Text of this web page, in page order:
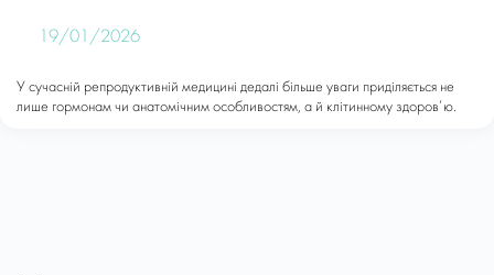
19/01/2026
У сучасній репродуктивній медицині дедалі більше уваги приділяється не
лише гормонам чи анатомічним особливостям, а й клітинному здоров’ю.